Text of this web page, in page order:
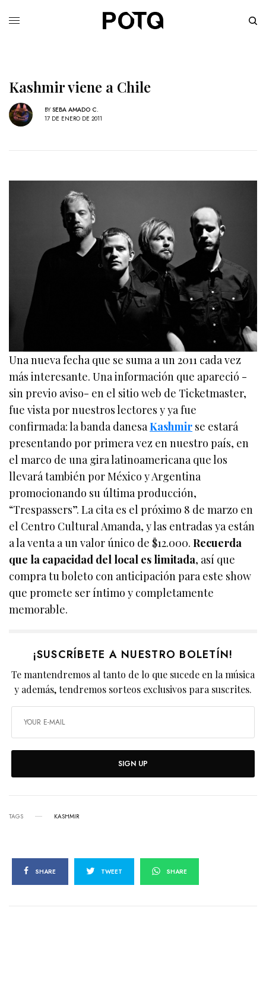
Kashmir viene a Chile
BY SEBA AMADO C.
17 DE ENERO DE 2011
Una nueva fecha que se suma a un 2011 cada vez
más interesante. Una información que apareció -
sin previo aviso- en el sitio web de Ticketmaster,
fue vista por nuestros lectores y ya fue
confirmada: la banda danesaKashmir se estará
presentando por primera vez en nuestro país, en
el marco de una gira latinoamericana que los
llevará también por México y Argentina
promocionando su última producción,
“Trespassers”. La cita es el próximo 8 de marzo en
el Centro Cultural Amanda, y las entradas ya están
a la venta a un valor único de $12.000.Recuerda
que la capacidad del local es limitada, así que
compra tu boleto con anticipación para este show
que promete ser íntimo y completamente
memorable.
¡SUSCRÍBETE A NUESTRO BOLETÍN!
Te mantendremos al tanto de lo que sucede en la música
y además, tendremos sorteos exclusivos para suscrites.
SIGN UP
TAGS KASHMIR
SHARE TWEET SHARE